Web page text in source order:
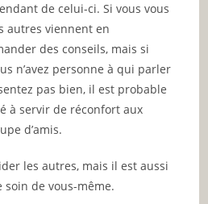
de celui-ci. Si vous vous
autres viennent en
des conseils, mais si
n’avez personne à qui parler
pas bien, il est probable
à servir de réconfort aux
d’amis.
les autres, mais il est aussi
de vous-même.